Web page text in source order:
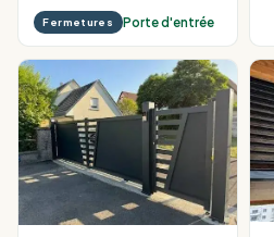
Fermetures Porte d'entrée